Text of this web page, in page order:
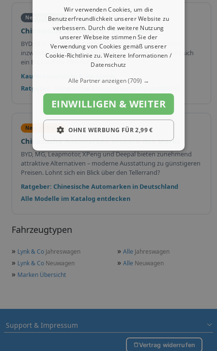
Neu im Trend
Chinesische Automarken im Vergleich
BYD, MG, XPeng und weitere chinesische Marken bieten
inzwischen Modelle in vielen Fahrzeugklassen an. Lohnt sich
ein Blick auf die Alternativen?
Kaufentscheidung & Vergleich
Ratgeber: Chinesische Automarken in Deutschland
Neu im Trend
Chinesische Automarken erobern den Markt
BYD, MG, Leapmotor, XPeng und Deepal bieten zunehmend
attraktive Alternativen – moderne Ausstattung zu günstigeren
Preisen. Lohnt sich ein Blick über den Tellerrand?
Ratgeber: Chinesische Automarken in Deutschland
Alle Modelle im Katalog entdecken
Fahrzeugtypen
» Lynk & Co Jahreswagen » Alle Jahreswagen
» Lynk & Co Neuwagen » Alle Neuwagen
» Marken Übersicht
Support & Impressum
Vertrag widerrufen
Wir verwenden Cookies, um die
Benutzerfreundlichkeit unserer Website zu
verbessern. Durch die weitere Nutzung
unserer Webseite stimmen Sie der
Verwendung von Cookies gemäß unserer
Cookie-Richtlinie zu.Weitere Informationen /
Datenschutz
Alle Partner anzeigen(709) →
EINWILLIGEN & WEITER
OHNE WERBUNG FÜR 2,99 €